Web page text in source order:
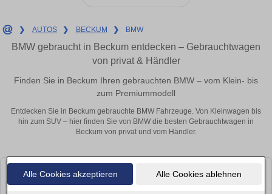
Alle Cookies akzeptieren Alle Cookies ablehnen
❯ AUTOS ❯ BECKUM ❯ BMW
BMW gebraucht in Beckum entdecken – Gebrauchtwagen
von privat & Händler
Finden Sie in Beckum Ihren gebrauchten BMW – vom Klein- bis
zum Premiummodell
Entdecken Sie in Beckum gebrauchte BMW Fahrzeuge. Von Kleinwagen bis
hin zum SUV – hier finden Sie von BMW die besten Gebrauchtwagen in
Beckum von privat und vom Händler.